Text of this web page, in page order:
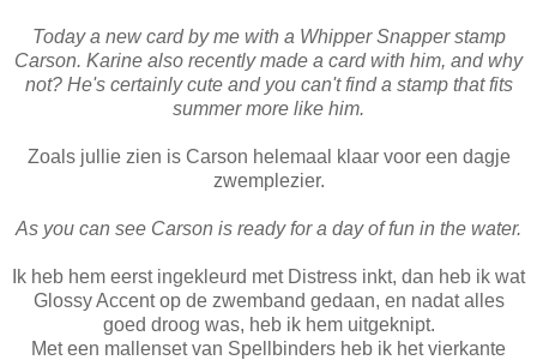
Today a new card by me with a Whipper Snapper stamp
Carson. Karine also recently made a card with him, and why
not? He's certainly cute and you can't find a stamp that fits
summer more like him.
Zoals jullie zien is Carson helemaal klaar voor een dagje
zwemplezier.
As you can see Carson is ready for a day of fun in the water.
Ik heb hem eerst ingekleurd met Distress inkt, dan heb ik wat
Glossy Accent op de zwemband gedaan, en nadat alles
goed droog was, heb ik hem uitgeknipt.
Met een mallenset van Spellbinders heb ik het vierkante